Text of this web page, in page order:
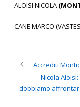
ALOISI NICOLA
CANE MARCO
Accrediti
Nicola
dobbiamo